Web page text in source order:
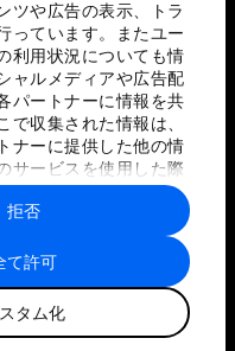
ツや広告の表示、トラ
っています。またユー
利用状況についても情
ャルメディアや広告配
パートナーに情報を共
で収集された情報は、
ナーに提供した他の情
サービスを使用した際
組み合わされ、各パー
されることがありま
て許可
タム化
拒否
と利用規約
プ
ォーラム